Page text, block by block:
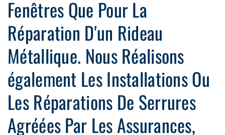
Fenêtres Que Pour La
Réparation D'un Rideau
Métallique. Nous Réalisons
également Les Installations Ou
Les Réparations De Serrures
Agréées Par Les Assurances,